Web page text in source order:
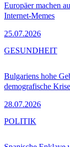
Europäer machen
Internet-Memes
25.07.2026
Bulgariens hohe
demografische Krise
28.07.2026
GESUNDHEIT
POLITIK